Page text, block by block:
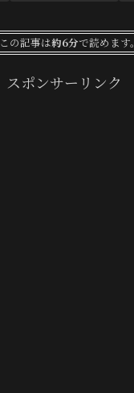
この記事は約6分で読めます。
スポンサーリンク